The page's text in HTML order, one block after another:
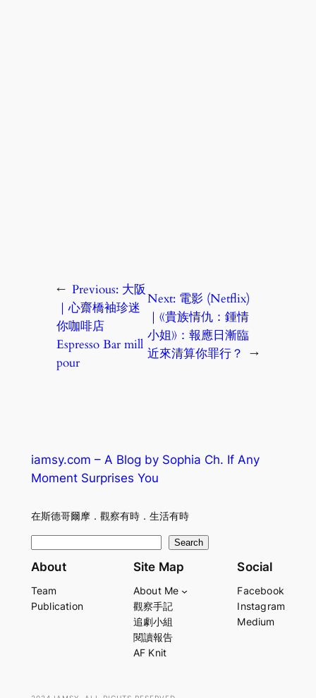
← Previous: 大阪
｜心齋橋袖珍迷
你咖啡店
Espresso Bar mill
pour
Next: 電影 (Netflix)
｜《貴族情仇：鍾情
小姐》：報應日漸臨
近來清算你罪行？ →
iamsy.com – A Blog by Sophia Ch. If Any
Moment Surprises You
在斯德哥爾摩．觀察有時．生活有時
e
r
Search
About
Team
Publication
Site Map
About Me
觀察手記
追劇小組
閱讀報告
AF Knit
Social
Facebook
Instagram
Medium